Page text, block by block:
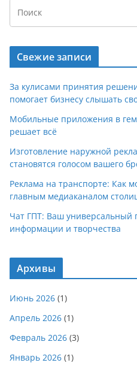
Свежие записи
За кулисами принятия
помогает бизнесу слышать
Мобильные приложения в
решает всё
Изготовление наружной
становятся голосом вашего
Реклама на транспорте: Как
главным медиаканалом
Чат ГПТ: Ваш
информации и творчества
Архивы
Июнь 2026 (1)
Апрель 2026 (1)
Февраль 2026 (3)
Январь 2026 (1)